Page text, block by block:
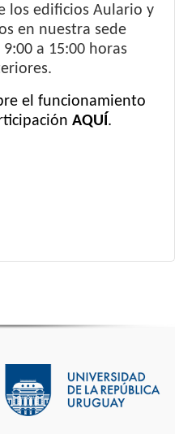
los edificios Aulario y
en nuestra sede
a 15:00 horas
el funcionamiento
AQUÍ.